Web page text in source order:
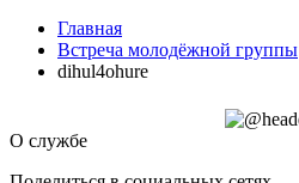
Главная
Встреча молодёжной группы
dihul4ohure
О службе